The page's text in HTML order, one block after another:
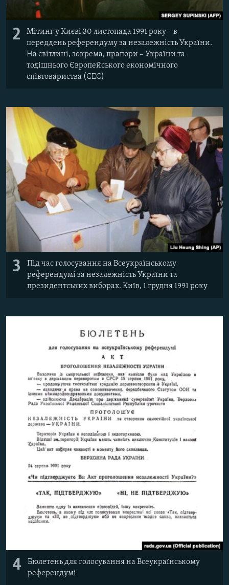
2
Мітинг у Києві 30 листопада 1991 року – в
переддень референдуму за незалежність України.
На світлині, зокрема, прапори – України та
тодішнього Європейського економічного
співтовариства (ЄЕС)
3
Під час голосування на Всеукраїнському
референдумі за незалежність України та
президентських виборах. Київ, 1 грудня 1991 року
4
Бюлетень для голосування на Всеукраїнському
референдумі